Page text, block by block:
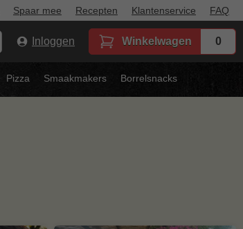
Spaar mee Recepten Klantenservice FAQ
Inloggen Winkelwagen 0
Pizza Smaakmakers Borrelsnacks